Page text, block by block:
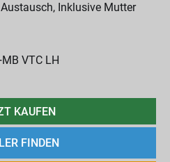
Inklusive Mutter
VTC LH
KAUFEN
FINDEN